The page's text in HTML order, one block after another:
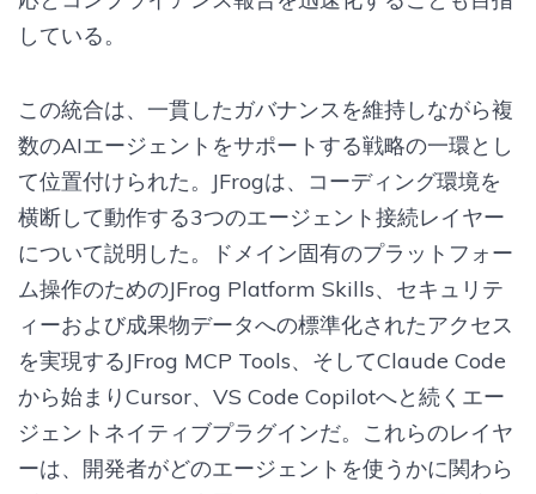
している。
この統合は、一貫したガバナンスを維持しながら複
数のAIエージェントをサポートする戦略の一環とし
て位置付けられた。JFrogは、コーディング環境を
横断して動作する3つのエージェント接続レイヤー
について説明した。ドメイン固有のプラットフォー
ム操作のためのJFrog Platform Skills、セキュリテ
ィーおよび成果物データへの標準化されたアクセス
を実現するJFrog MCP Tools、そしてClaude Code
から始まりCursor、VS Code Copilotへと続くエー
ジェントネイティブプラグインだ。これらのレイヤ
ーは、開発者がどのエージェントを使うかに関わら